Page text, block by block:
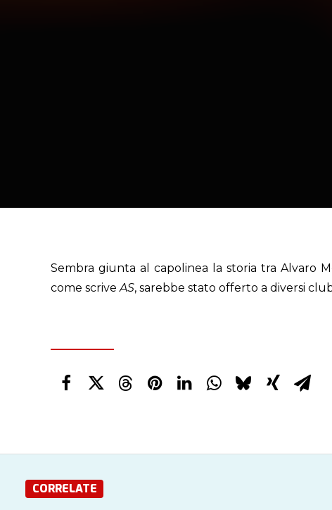
Sembra giunta al capolinea la storia tra Alvaro
come scriveAS, sarebbe stato offerto a diversi
CORRELATE